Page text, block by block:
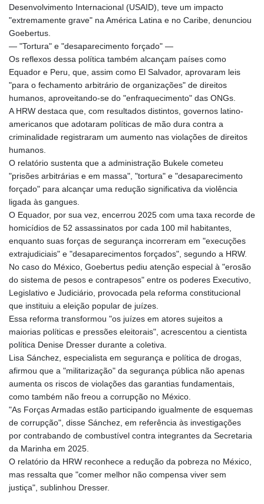
Desenvolvimento Internacional (USAID), teve um impacto
"extremamente grave" na América Latina e no Caribe, denunciou
Goebertus.
— "Tortura" e "desaparecimento forçado" —
Os reflexos dessa política também alcançam países como
Equador e Peru, que, assim como El Salvador, aprovaram leis
"para o fechamento arbitrário de organizações" de direitos
humanos, aproveitando-se do "enfraquecimento" das ONGs.
A HRW destaca que, com resultados distintos, governos latino-
americanos que adotaram políticas de mão dura contra a
criminalidade registraram um aumento nas violações de direitos
humanos.
O relatório sustenta que a administração Bukele cometeu
"prisões arbitrárias e em massa", "tortura" e "desaparecimento
forçado" para alcançar uma redução significativa da violência
ligada às gangues.
O Equador, por sua vez, encerrou 2025 com uma taxa recorde de
homicídios de 52 assassinatos por cada 100 mil habitantes,
enquanto suas forças de segurança incorreram em "execuções
extrajudiciais" e "desaparecimentos forçados", segundo a HRW.
No caso do México, Goebertus pediu atenção especial à "erosão
do sistema de pesos e contrapesos" entre os poderes Executivo,
Legislativo e Judiciário, provocada pela reforma constitucional
que instituiu a eleição popular de juízes.
Essa reforma transformou "os juízes em atores sujeitos a
maiorias políticas e pressões eleitorais", acrescentou a cientista
política Denise Dresser durante a coletiva.
Lisa Sánchez, especialista em segurança e política de drogas,
afirmou que a "militarização" da segurança pública não apenas
aumenta os riscos de violações das garantias fundamentais,
como também não freou a corrupção no México.
"As Forças Armadas estão participando igualmente de esquemas
de corrupção", disse Sánchez, em referência às investigações
por contrabando de combustível contra integrantes da Secretaria
da Marinha em 2025.
O relatório da HRW reconhece a redução da pobreza no México,
mas ressalta que "comer melhor não compensa viver sem
justiça", sublinhou Dresser.